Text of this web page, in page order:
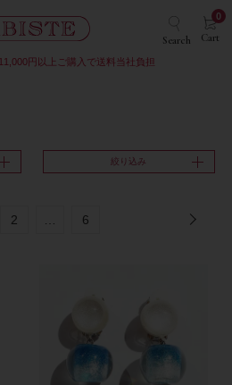
Search Cart
0
円以上ご購入で送料当社負担
絞り込み
2 6